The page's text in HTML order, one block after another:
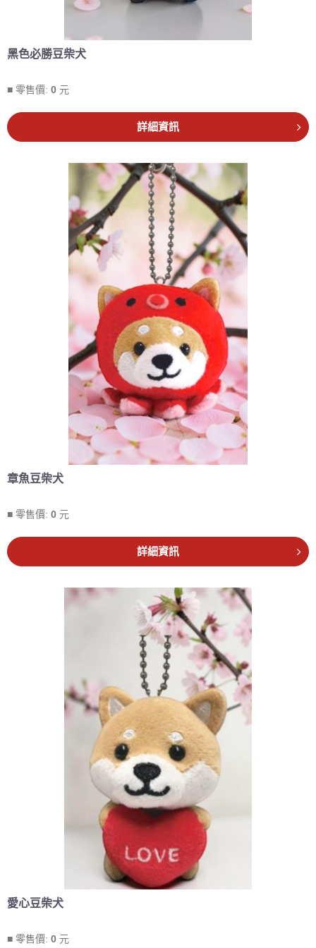
黑色必勝豆柴犬
■ 零售價: 0 元
詳細資訊
章魚豆柴犬
■ 零售價: 0 元
詳細資訊
愛心豆柴犬
■ 零售價: 0 元